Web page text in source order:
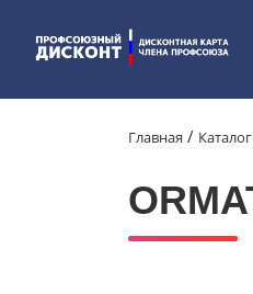
Главная Каталог